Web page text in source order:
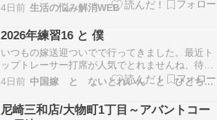
で担当しつつ、「家具・家電」の担当を兼任。買
取から修理・クリーニング・販売業務を現場で学
びました。 この記事を書いた人をフォローする
「寝返りを打つたびにロフトベッドが揺れる…」
「ボル…
4日前 生活の悩み解消WEB
2026年練習16 と 僕
いつもの嫁送迎ついでで行ってきました。最近ト
ップトレーサー打席が人気でとれませんね、待つ
のが嫌なのであいてる打席へ行きます。300弱打
ってきました。◆右目と鼻先とボールこれやって
る方が方向性の当たりが良いです。左目を閉じで
右目で合わせた方が良い下げですね、そのままボ
4日前 中国嫁 と ないとれいん と ひとちぼっちごるふ
尼崎三和店/大物町1丁目～アバントコー